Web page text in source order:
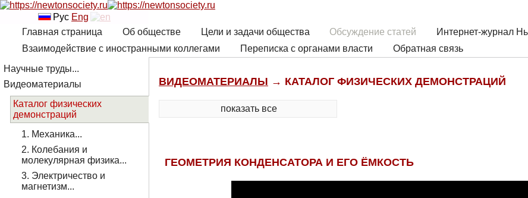
Рус Eng
Главная страница
Об обществе Цели и задачи общества Обсуждение статей Интернет-журнал
Взаимодействие с иностранными коллегами
Переписка с органами власти Обратная связь
ВИДЕОМАТЕРИАЛЫ → КАТАЛОГ ФИЗИЧЕСКИХ ДЕМОНСТРАЦИЙ
показать все
ГЕОМЕТРИЯ КОНДЕНСАТОРА И ЕГО ЁМКОСТЬ
Научные труды...
Видеоматериалы
Каталог физических
демонстраций
1. Механика...
2. Колебания и
молекулярная физика...
3. Электричество и
магнетизм...